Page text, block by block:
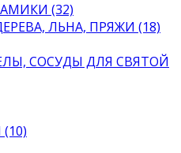
(32)
ЛЬНА, ПРЯЖИ (18)
СОСУДЫ ДЛЯ СВЯТОЙ